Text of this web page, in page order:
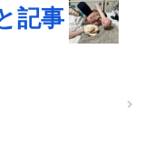
記事